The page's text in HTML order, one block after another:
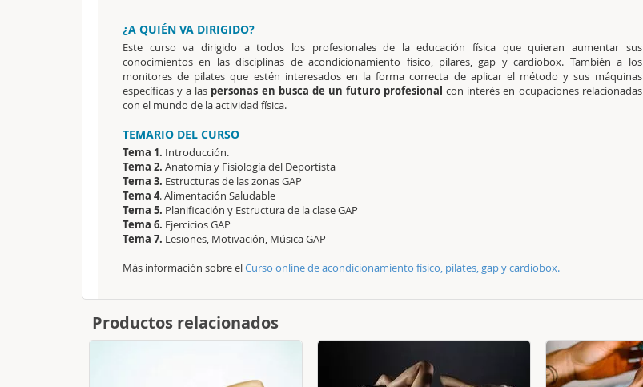
¿A QUIÉN VA DIRIGIDO?
Este curso va dirigido a todos los profesionales de la educación física que quieran aumentar sus
conocimientos en las disciplinas de acondicionamiento físico, pilares, gap y cardiobox. También a los
monitores de pilates que estén interesados en la forma correcta de aplicar el método y sus máquinas
específicas y a las personas en busca de un futuro profesional con interés en ocupaciones relacionadas
con el mundo de la actividad física.
TEMARIO DEL CURSO
Tema 1. Introducción.
Tema 2. Anatomía y Fisiología del Deportista
Tema 3. Estructuras de las zonas GAP
Tema 4. Alimentación Saludable
Tema 5. Planificación y Estructura de la clase GAP
Tema 6. Ejercicios GAP
Tema 7. Lesiones, Motivación, Música GAP
Más información sobre elCurso online de acondicionamiento físico, pilates, gap y cardiobox.
Productos relacionados